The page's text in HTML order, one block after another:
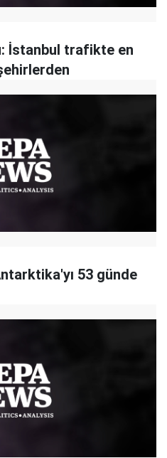
İstanbul trafikte en
53 günde